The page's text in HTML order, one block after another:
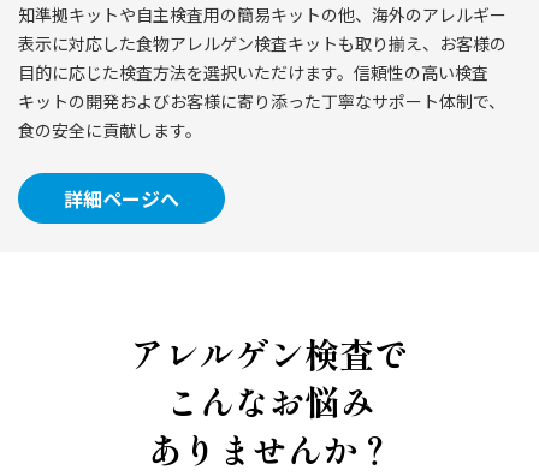
知準拠キットや自主検査用の簡易キットの他、海外のアレルギー
表示に対応した食物アレルゲン検査キットも取り揃え、お客様の
目的に応じた検査方法を選択いただけます。信頼性の高い検査
キットの開発およびお客様に寄り添った丁寧なサポート体制で、
食の安全に貢献します。
詳細ページへ
アレルゲン検査で
こんなお悩み
ありませんか？